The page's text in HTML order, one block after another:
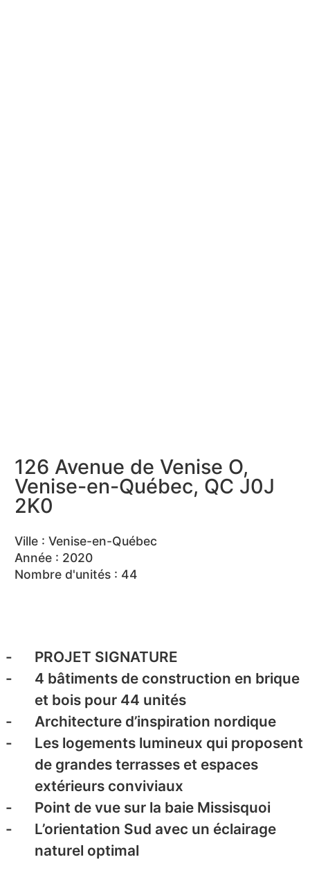
126 Avenue de Venise O,
Venise-en-Québec, QC J0J
2K0
Ville : Venise-en-Québec
Année : 2020
Nombre d'unités : 44
PROJET SIGNATURE
4 bâtiments de construction en brique
et bois pour 44 unités
Architecture d’inspiration nordique
Les logements lumineux qui proposent
de grandes terrasses et espaces
extérieurs conviviaux
Point de vue sur la baie Missisquoi
L’orientation Sud avec un éclairage
naturel optimal